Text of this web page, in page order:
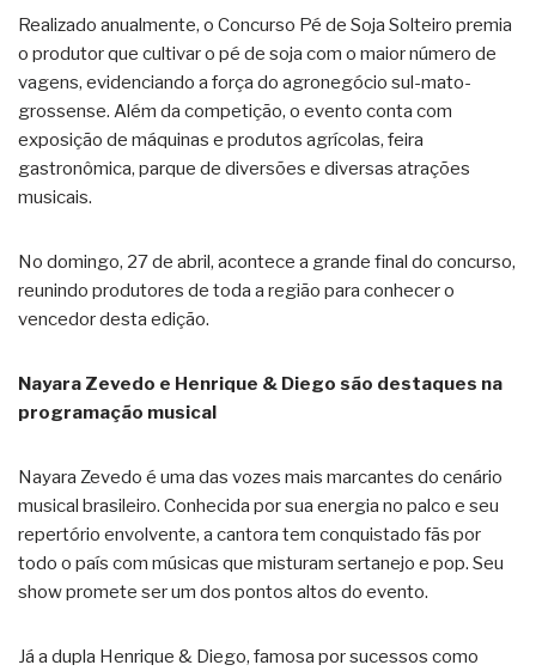
Realizado anualmente, o Concurso Pé de Soja Solteiro premia
o produtor que cultivar o pé de soja com o maior número de
vagens, evidenciando a força do agronegócio sul-mato-
grossense. Além da competição, o evento conta com
exposição de máquinas e produtos agrícolas, feira
gastronômica, parque de diversões e diversas atrações
musicais.
No domingo, 27 de abril, acontece a grande final do concurso,
reunindo produtores de toda a região para conhecer o
vencedor desta edição.
Nayara Zevedo e Henrique & Diego são destaques na
programação musical
Nayara Zevedo é uma das vozes mais marcantes do cenário
musical brasileiro. Conhecida por sua energia no palco e seu
repertório envolvente, a cantora tem conquistado fãs por
todo o país com músicas que misturam sertanejo e pop. Seu
show promete ser um dos pontos altos do evento.
Já a dupla Henrique & Diego, famosa por sucessos como